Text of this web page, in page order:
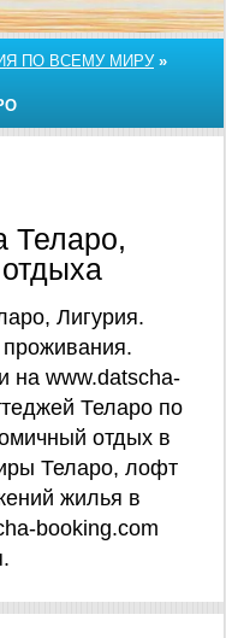
ПО ВСЕМУ МИРУ»
Теларо,
Лигурия.
на www.datscha-
Теларо по
отдых в
Теларо, лофт
жилья в
booking.com